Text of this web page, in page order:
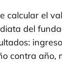
calcular el
del
contra año,